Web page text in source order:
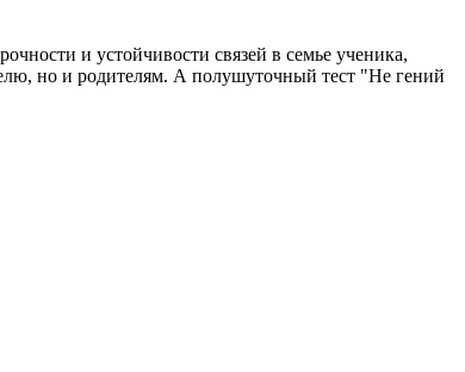
и устойчивости связей в семье ученика,
но и родителям. А полушуточный тест "Не гений